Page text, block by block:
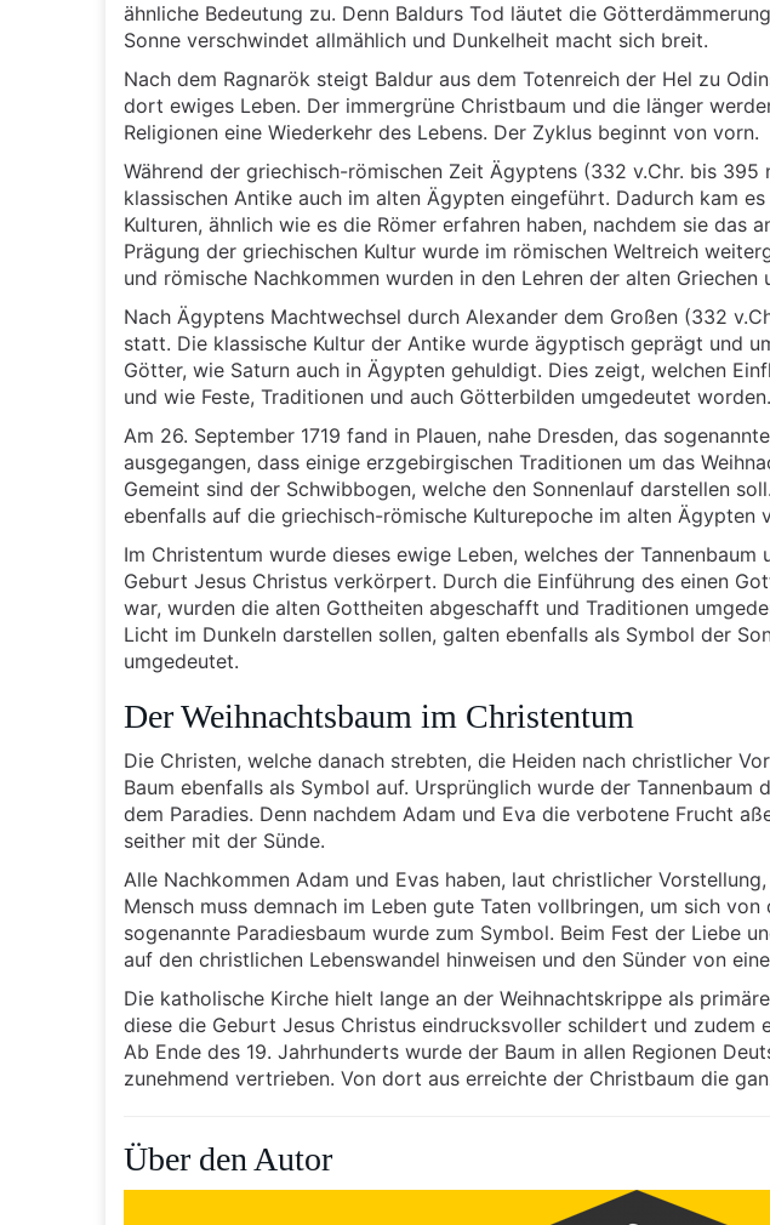
ähnliche Bedeutung zu. Denn Baldurs Tod läutet die
Sonne verschwindet allmählich und Dunkelheit macht sich breit.
Nach dem Ragnarök steigt Baldur aus dem Totenreich der Hel zu
dort ewiges Leben. Der immergrüne Christbaum und die länger
Religionen eine Wiederkehr des Lebens. Der Zyklus beginnt von vorn.
Während der griechisch-römischen Zeit Ägyptens (332 v.Chr. bis 395
klassischen Antike auch im alten Ägypten eingeführt. Dadurch kam
Kulturen, ähnlich wie es die Römer erfahren haben, nachdem sie das
Prägung der griechischen Kultur wurde im römischen Weltreich
und römische Nachkommen wurden in den Lehren der alten Griechen
Nach Ägyptens Machtwechsel durch Alexander dem Großen (332
statt. Die klassische Kultur der Antike wurde ägyptisch geprägt und
Götter, wie Saturn auch in Ägypten gehuldigt. Dies zeigt, welchen
und wie Feste, Traditionen und auch Götterbilden umgedeutet worden.
Am 26. September 1719 fand in Plauen, nahe Dresden, das
ausgegangen, dass einige erzgebirgischen Traditionen um das
Gemeint sind der Schwibbogen, welche den Sonnenlauf darstellen
ebenfalls auf die griechisch-römische Kulturepoche im alten Ägypten
Im Christentum wurde dieses ewige Leben, welches der
Geburt Jesus Christus verkörpert. Durch die Einführung des einen
war, wurden die alten Gottheiten abgeschafft und Traditionen
Licht im Dunkeln darstellen sollen, galten ebenfalls als Symbol der
umgedeutet.
Der Weihnachtsbaum im Christentum
Die Christen, welche danach strebten, die Heiden nach christlicher
Baum ebenfalls als Symbol auf. Ursprünglich wurde der Tannenbaum
dem Paradies. Denn nachdem Adam und Eva die verbotene Frucht
seither mit der Sünde.
Alle Nachkommen Adam und Evas haben, laut christlicher
Mensch muss demnach im Leben gute Taten vollbringen, um sich
sogenannte Paradiesbaum wurde zum Symbol. Beim Fest der Liebe
auf den christlichen Lebenswandel hinweisen und den Sünder von
Die katholische Kirche hielt lange an der Weihnachtskrippe als
diese die Geburt Jesus Christus eindrucksvoller schildert und zudem
Ab Ende des 19. Jahrhunderts wurde der Baum in allen Regionen
zunehmend vertrieben. Von dort aus erreichte der Christbaum die
Über den Autor